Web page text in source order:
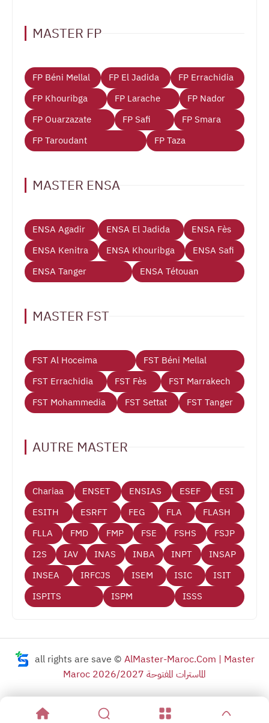
MASTER FP
FP Béni Mellal FP El Jadida
FP Errachidia
FP Khouribga
FP Larache
FP Nador
FP Ouarzazate
FP Safi
FP Smara
FP Taroudant
FP Taza
MASTER ENSA
ENSA Agadir ENSA El Jadida
ENSA Fès
ENSA Kenitra
ENSA Khouribga
ENSA Safi
ENSA Tanger
ENSA Tétouan
MASTER FST
FST Al Hoceima
FST Béni Mellal
FST Errachidia
FST Fès
FST Marrakech
FST Mohammedia
FST Settat FST Tanger
AUTRE MASTER
Chariaa ENSET ENSIAS ESEF
ESI
ESITH
ESRFT FEG FLA
FLASH
FLLA
FMD FMP FSE FSHS
FSJP
I2S
IAV INAS INBA INPT
INSAP
INSEA
IRFCJS ISEM ISIC
ISIT
ISPITS
ISPM ISSS
all rights are save © AlMaster-Maroc.Com | Master
Maroc 2026/2027 الماسترات المفتوحة